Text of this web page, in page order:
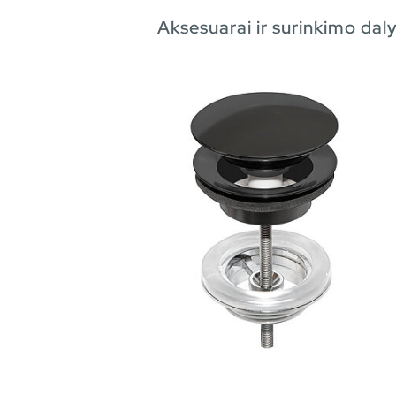
Aksesuarai ir surinkimo